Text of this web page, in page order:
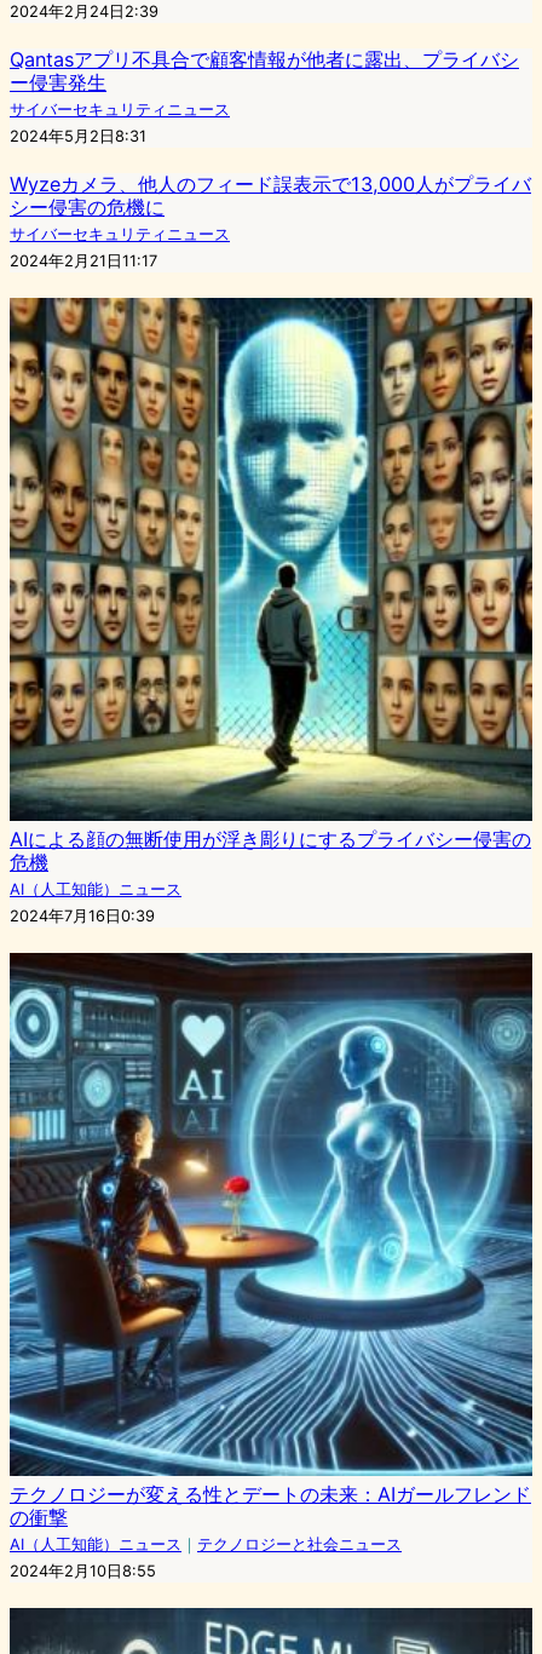
2024年2月24日2:39
Qantasアプリ不具合で顧客情報が他者に露出、プライバシ
ー侵害発生
サイバーセキュリティニュース
2024年5月2日8:31
Wyzeカメラ、他人のフィード誤表示で13,000人がプライバ
シー侵害の危機に
サイバーセキュリティニュース
2024年2月21日11:17
AIによる顔の無断使用が浮き彫りにするプライバシー侵害の
危機
AI（人工知能）ニュース
2024年7月16日0:39
テクノロジーが変える性とデートの未来：AIガールフレンド
の衝撃
AI（人工知能）ニュース ｜ テクノロジーと社会ニュース
2024年2月10日8:55